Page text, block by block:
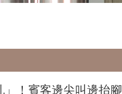
」！賓客邊尖叫邊抬腳